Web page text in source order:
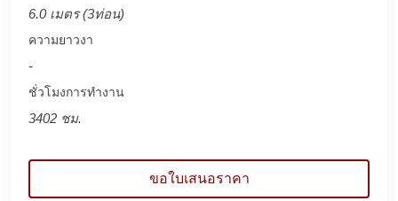
6.0 เมตร (3ท่อน)
ความยาวงา
-
ชั่วโมงการทำงาน
3402 ชม.
ขอใบเสนอราคา